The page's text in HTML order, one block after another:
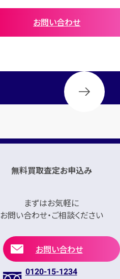
お問い合わせ
無料買取査定お申込み
まずはお気軽に
お問い合わせ・ご相談ください
お問い合わせ
0120-15-1234